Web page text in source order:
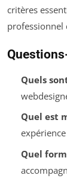
critères
professionnel
Quels
Quel est
expérience
Quel